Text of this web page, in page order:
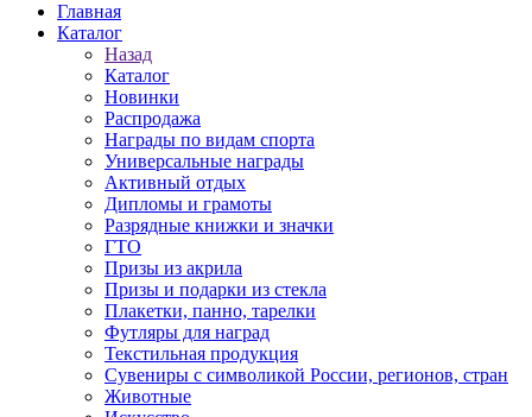
Главная
Каталог
Назад
Каталог
Новинки
Распродажа
Награды по видам спорта
Универсальные награды
Активный отдых
Дипломы и грамоты
Разрядные книжки и значки
ГТО
Призы из акрила
Призы и подарки из стекла
Плакетки, панно, тарелки
Футляры для наград
Текстильная продукция
Сувениры с символикой России, регионов, стран
Животные